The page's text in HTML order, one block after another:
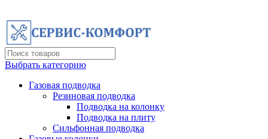
Выбрать категорию
Газовая подводка
Резиновая подводка
Подводка на колонку
Подводка на плиту
Сильфонная подводка